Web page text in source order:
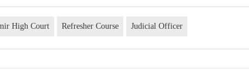
High Court Refresher Course Judicial Officer